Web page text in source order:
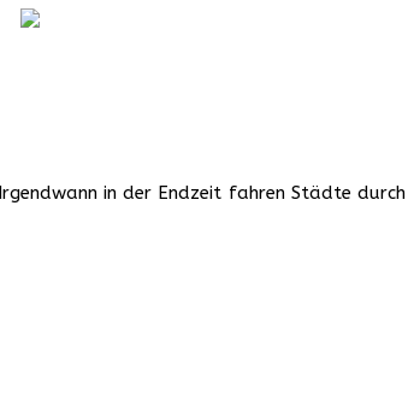
in der Endzeit fahren Städte